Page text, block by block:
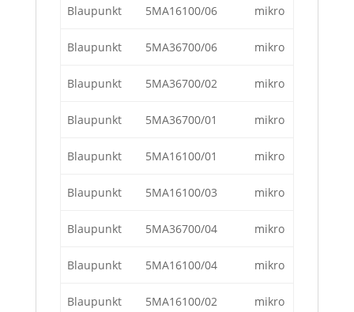
Blaupunkt 5MA16100/06 mikro
Blaupunkt 5MA36700/06 mikro
Blaupunkt 5MA36700/02 mikro
Blaupunkt 5MA36700/01 mikro
Blaupunkt 5MA16100/01 mikro
Blaupunkt 5MA16100/03 mikro
Blaupunkt 5MA36700/04 mikro
Blaupunkt 5MA16100/04 mikro
Blaupunkt 5MA16100/02 mikro